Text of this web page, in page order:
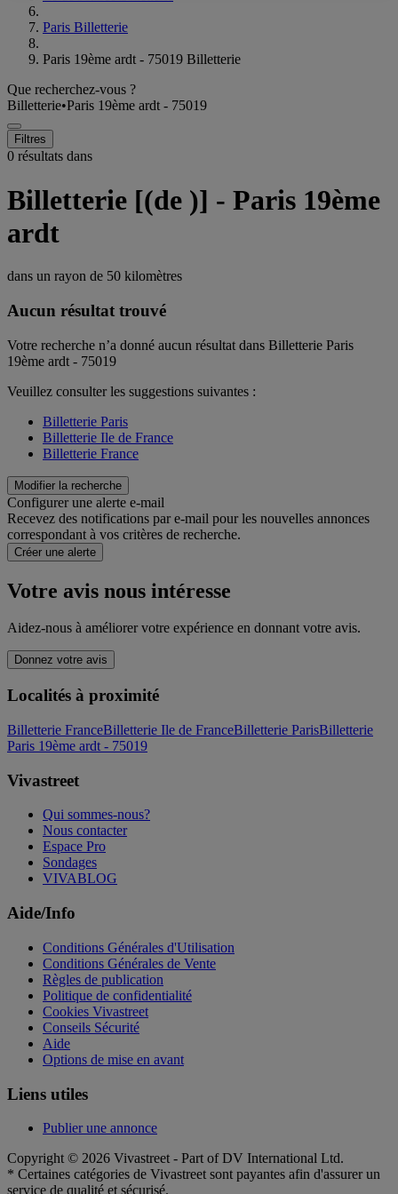
Paris Billetterie
Paris 19ème ardt - 75019 Billetterie
Que recherchez-vous ?
Billetterie•Paris 19ème ardt - 75019
Filtres
0 résultats dans
Billetterie [(de )] - Paris 19ème
ardt
dans un rayon de 50 kilomètres
Aucun résultat trouvé
Votre recherche n’a donné aucun résultat dans Billetterie Paris
19ème ardt - 75019
Veuillez consulter les suggestions suivantes :
Billetterie Paris
Billetterie Ile de France
Billetterie France
Modifier la recherche
Configurer une alerte e-mail
Recevez des notifications par e-mail pour les nouvelles annonces
correspondant à vos critères de recherche.
Créer une alerte
Votre avis nous intéresse
Aidez-nous à améliorer votre expérience en donnant votre avis.
Donnez votre avis
Localités à proximité
Billetterie FranceBilletterie Ile de FranceBilletterie ParisBilletterie
Paris 19ème ardt - 75019
Vivastreet
Qui sommes-nous?
Nous contacter
Espace Pro
Sondages
VIVABLOG
Aide/Info
Conditions Générales d'Utilisation
Conditions Générales de Vente
Règles de publication
Politique de confidentialité
Cookies Vivastreet
Conseils Sécurité
Aide
Options de mise en avant
Liens utiles
Publier une annonce
Copyright © 2026 Vivastreet - Part of DV International Ltd.
* Certaines catégories de Vivastreet sont payantes afin d'assurer un
service de qualité et sécurisé.